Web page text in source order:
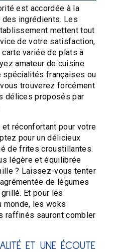
est accordée à la
ingrédients. Les
mettent tout
de votre satisfaction,
variée de plats à
amateur de cuisine
spécialités françaises ou
trouverez forcément
délices proposés par
et réconfortant pour votre
pour un délicieux
de frites croustillantes.
légère et équilibrée
? Laissez-vous tenter
de légumes
Et pour les
monde, les woks
raffinés sauront combler
ET UNE ÉCOUTE